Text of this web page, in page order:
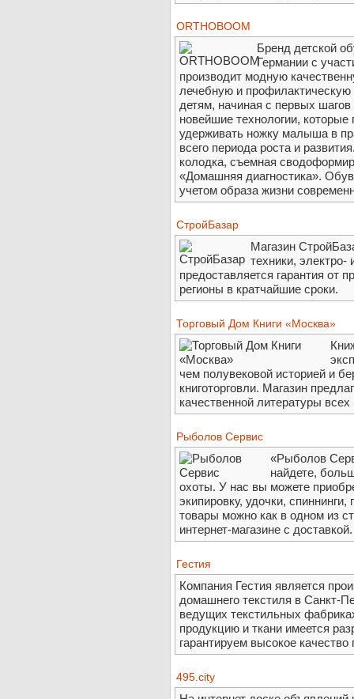
ORTHOBOOM
Бренд детской
Германии с
производит модную
лечебную и
детям, начиная с первых
новейшие технологии, которые
удерживать ножку малыша в
всего периода роста и
колодка, съемная
«Домашняя диагностика».
учетом образа жизни
СтройБазар
Магазин
техники,
предоставляется гарантия от
регионы в кратчайшие сроки.
Торговый Дом Книги «Москва»
чем полувековой историей и
книготорговли. Магазин
качественной литературы
Рыболов Сервис
«Рыболов
найдете,
охоты. У нас вы можете
экипировку, удочки,
товары можно как в одном из
интернет-магазине с доставкой.
Гестия
Компания Гестия является
домашнего текстиля в Санкт-
ведущих текстильных
продукцию и ткани имеется
гарантируем высокое
495.city